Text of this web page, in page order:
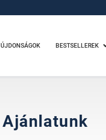
ÚJDONSÁGOK BESTSELLEREK
Ajánlatunk